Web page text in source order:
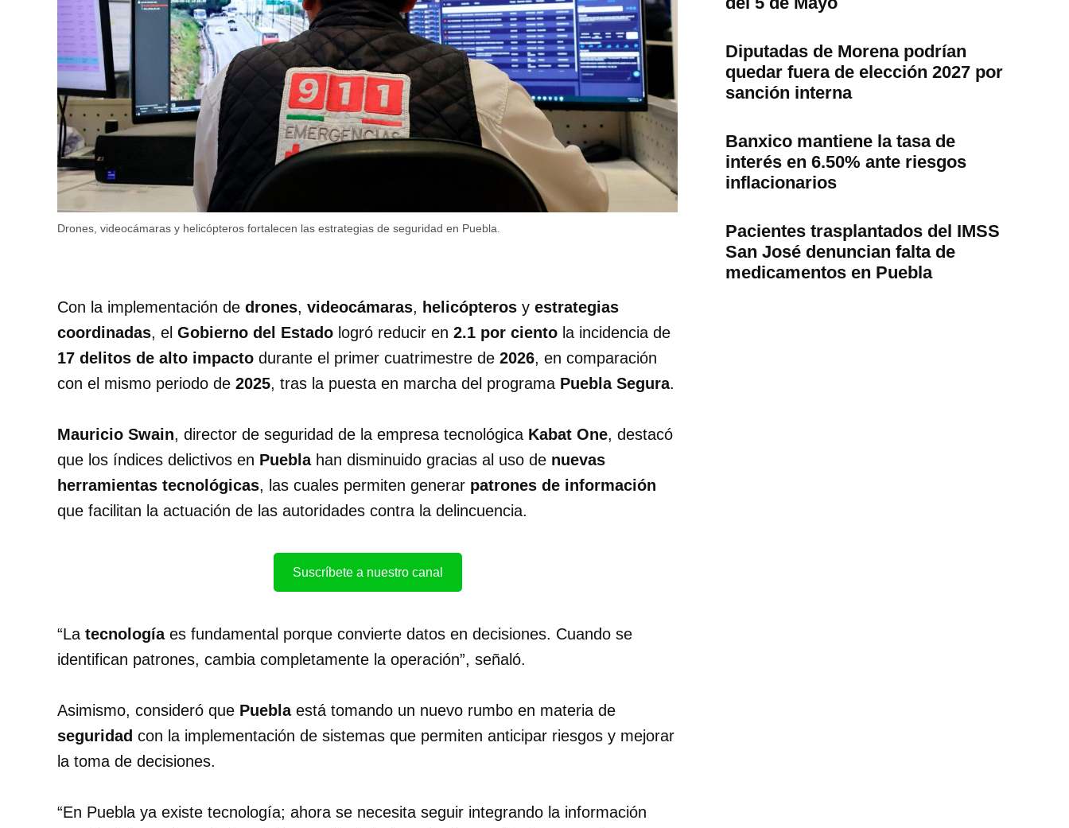
Drones, videocámaras y helicópteros fortalecen las estrategias de seguridad en Puebla.
Con la implementación de drones, videocámaras, helicópteros y estrategias
coordinadas, el Gobierno del Estado logró reducir en 2.1 por ciento la incidencia de
17 delitos de alto impacto durante el primer cuatrimestre de 2026, en comparación
con el mismo periodo de 2025, tras la puesta en marcha del programa Puebla Segura.
Mauricio Swain, director de seguridad de la empresa tecnológica Kabat One, destacó
que los índices delictivos en Pueblahan disminuido gracias al uso de nuevas
herramientas tecnológicas, las cuales permiten generar patrones de información
que facilitan la actuación de las autoridades contra la delincuencia.
Suscríbete a nuestro canal
“La tecnologíaes fundamental porque convierte datos en decisiones. Cuando se
identifican patrones, cambia completamente la operación”, señaló.
Asimismo, consideró que Pueblaestá tomando un nuevo rumbo en materia de
seguridad con la implementación de sistemas que permiten anticipar riesgos y mejorar
la toma de decisiones.
“En Puebla ya existe tecnología; ahora se necesita seguir integrando la información
Diputadas de Morena podrían
quedar fuera de elección 2027 por
sanción interna
Banxico mantiene la tasa de
interés en 6.50% ante riesgos
inflacionarios
Pacientes trasplantados del IMSS
San José denuncian falta de
medicamentos en Puebla